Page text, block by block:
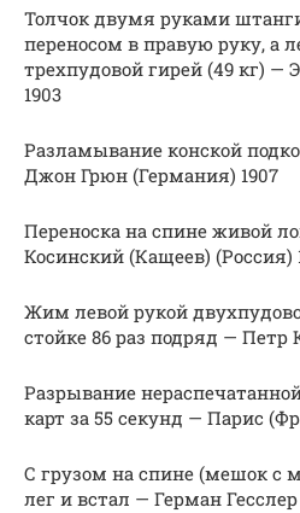
Толчок двумя руками штанги
переносом в правую руку, а
трехпудовой гирей (49 кг) —
1903
Разламывание конской
Джон Грюн (Германия) 1907
Переноска на спине живой
Косинский (Кащеев) (Россия)
Жим левой рукой
стойке 86 раз подряд — Петр
Разрывание
карт за 55 секунд — Парис
С грузом на спине (мешок с
лег и встал — Герман